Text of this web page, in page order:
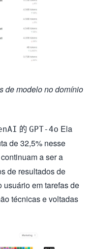
de modelo no domínio
的 GPT-4o Ela
de 32,5% nesse
continuam a ser a
de resultados de
usuário em tarefas de
técnicas e voltadas